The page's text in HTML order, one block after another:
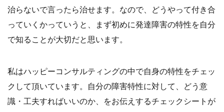
治らないで言ったら治せます。なので、どうやって付き合
っていくかっていうと、まず初めに発達障害の特性を自分
で知ることが大切だと思います。
私はハッピーコンサルティングの中で自身の特性をチェッ
クして頂いています。自分の障害特性に対して、どう意
識・工夫すればいいのか、をお伝えするチェックシートが